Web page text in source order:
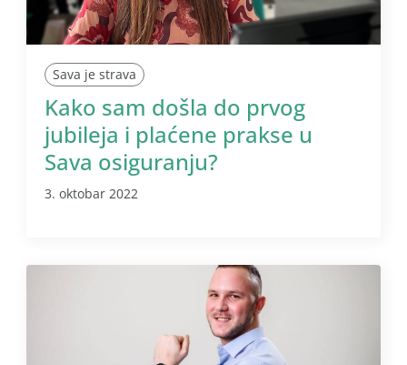
Sava je strava
Kako sam došla do prvog
jubileja i plaćene prakse u
Sava osiguranju?
3. oktobar 2022